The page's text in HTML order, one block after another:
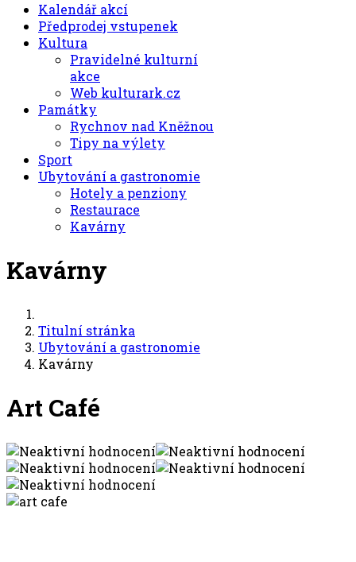
Kalendář akcí
Předprodej vstupenek
Kultura
Pravidelné kulturní
akce
Web kulturark.cz
Památky
Rychnov nad Kněžnou
Tipy na výlety
Sport
Ubytování a gastronomie
Hotely a penziony
Restaurace
Kavárny
Kavárny
Titulní stránka
Ubytování a gastronomie
Kavárny
Art Café